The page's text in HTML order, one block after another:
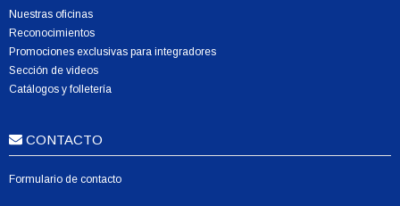
Nuestras oficinas
Reconocimientos
Promociones exclusivas para integradores
Sección de videos
Catálogos y folletería
CONTACTO
Formulario de contacto